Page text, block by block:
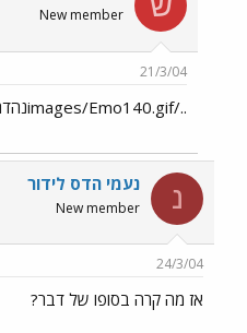
New member
21/3/04
../images/Emo140.gifנהדר אני גם אוהב את דתיה בן דור
נ נעמי הדס לידור
New member
24/3/04
אז מה קרה בסופו של דבר?